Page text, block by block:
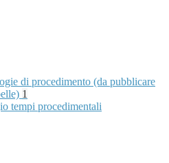
di procedimento (da pubblicare
1
tempi procedimentali